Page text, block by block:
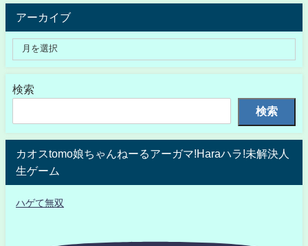
アーカイブ
検索
検索
カオスtomo娘ちゃんねーるアーガマ!Haraハラ!未解決人
生ゲーム
ハゲて無双